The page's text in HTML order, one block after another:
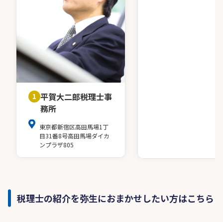
1 平賀大二郎税理士事
務所
東京都新宿区高田馬場1丁
目31番8号高田馬場ダイカ
ンプラザ805
税理士の紹介を弥生におまかせしたい方はこちら